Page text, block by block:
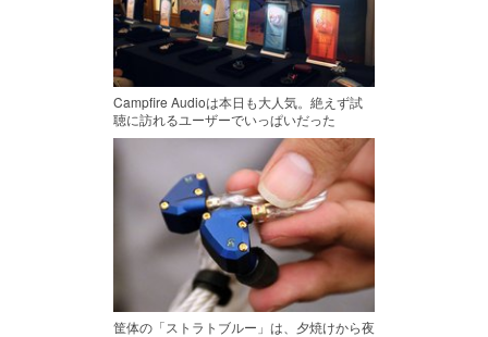
Campfire Audioは本日も大人気。絶えず試
聴に訪れるユーザーでいっぱいだった
筐体の「ストラトブルー」は、夕焼けから夜